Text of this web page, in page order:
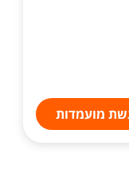
מועמדות